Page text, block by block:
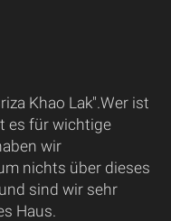
Khao Lak".Wer ist
es für wichtige
wir
nichts über dieses
sind wir sehr
Haus.